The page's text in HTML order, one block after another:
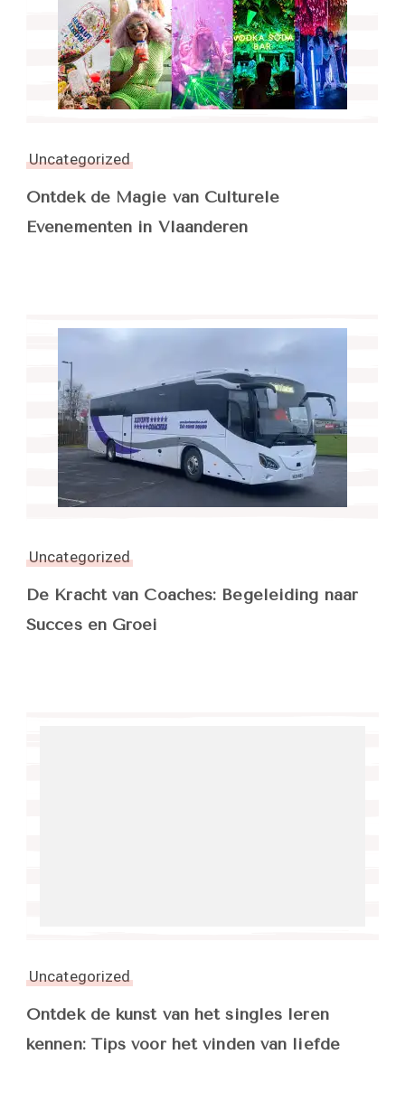
Uncategorized
Ontdek de Magie van Culturele
Evenementen in Vlaanderen
Uncategorized
De Kracht van Coaches: Begeleiding naar
Succes en Groei
Uncategorized
Ontdek de kunst van het singles leren
kennen: Tips voor het vinden van liefde